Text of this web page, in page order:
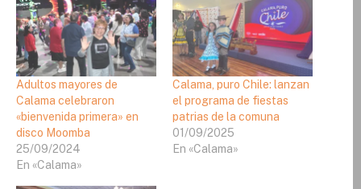
Adultos mayores de
Calama celebraron
«bienvenida primera» en
disco Moomba
25/09/2024
En «Calama»
Calama, puro Chile: lanzan
el programa de fiestas
patrias de la comuna
01/09/2025
En «Calama»